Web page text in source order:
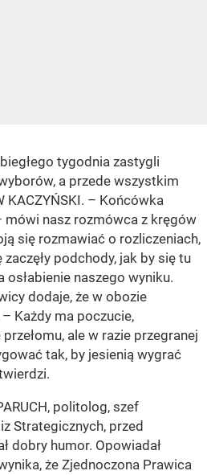
tygodnia zastygli
a przede wszystkim
KACZYŃSKI. – Końcówka
mówi nasz rozmówca z kręgów
się rozmawiać o rozliczeniach,
podchody, jak by się tu
naszego wyniku.
dodaje, że w obozie
Każdy ma poczucie,
ale w razie przegranej
tak, by jesienią wygrać
politolog, szef
Strategicznych, przed
dobry humor. Opowiadał
że Zjednoczona Prawica